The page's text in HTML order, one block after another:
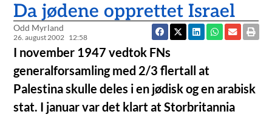
Da jødene opprettet Israel
Odd Myrland
26. august 2002 12:58
I november 1947 vedtok FNs
generalforsamling med 2/3 flertall at
Palestina skulle deles i en jødisk og en arabisk
stat. I januar var det klart at Storbritannia